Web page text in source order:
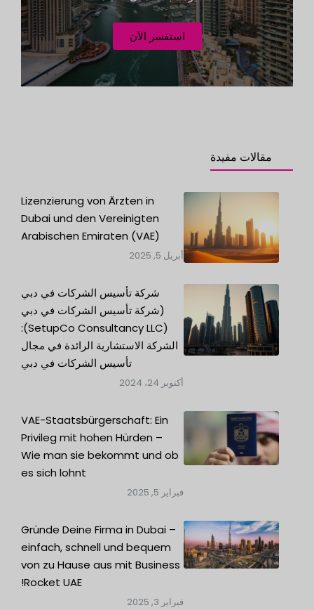
t
e
d
استفسر الآن
مقالات مفيدة
Lizenzierung von Ärzten in
Dubai und den Vereinigten
Arabischen Emiraten (VAE)
أبريل 5, 2025
شركة تأسيس الشركات في دبي
(شركة تأسيس الشركات في دبي
(SetupCo Consultancy LLC):
الشركة الاستشارية الرائدة في مجال
تأسيس الشركات في دبي
أكتوبر 24، 2024
VAE-Staatsbürgerschaft: Ein
Privileg mit hohen Hürden –
Wie man sie bekommt und ob
es sich lohnt
فبراير 5, 2025
Gründe Deine Firma in Dubai –
einfach, schnell und bequem
von zu Hause aus mit Business
Rocket UAE!
فبراير 3, 2025